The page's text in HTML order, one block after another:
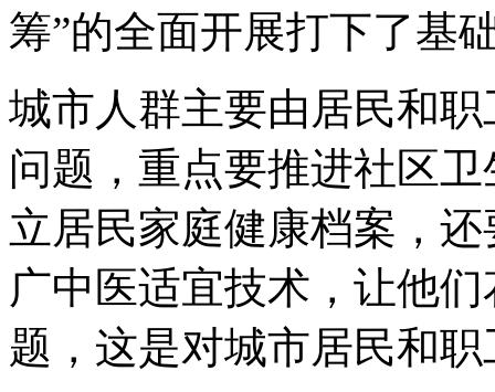
筹”的全面开展打下了基
城市人群主要由居民和
问题，重点要推进社区
立居民家庭健康档案，
广中医适宜技术，让他
题，这是对城市居民和